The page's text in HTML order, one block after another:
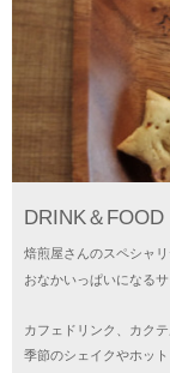
DRINK＆FOOD
焙煎屋さんのスペシャ
おなかいっぱいになる
カフェドリンク、カク
季節のシェイクやホット